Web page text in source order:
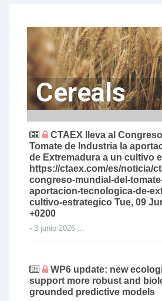
Cereals
CTAEX lleva al
Tomate de Industria la
de Extremadura a un cultivo
https://ctaex.com/es/noticia/
congreso-mundial-del-
aportacion-tecnologica-de-
cultivo-estrategico Tue, 09
+0200
- 3 junio 2026 ...
WP6 update: new
support more robust and
grounded predictive models